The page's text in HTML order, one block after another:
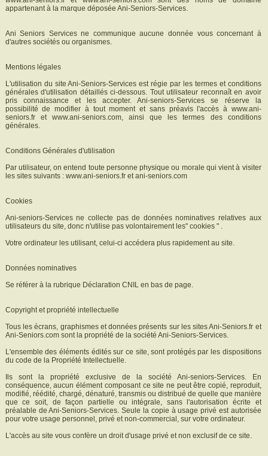
appartenant à la marque déposée Ani-Seniors-Services.
Ani Seniors Services ne communique aucune donnée vous concernant à
d'autres sociétés ou organismes.
Mentions légales
L'utilisation du site Ani-Seniors-Services est régie par les termes et conditions
générales d'utilisation détaillés ci-dessous. Tout utilisateur reconnaît en avoir
pris connaissance et les accepter. Ani-seniors-Services se réserve la
possibilité de modifier à tout moment et sans préavis l'accès à www.ani-
seniors.fr et www.ani-seniors.com, ainsi que les termes des conditions
générales.
Conditions Générales d'utilisation
Par utilisateur, on entend toute personne physique ou morale qui vient à visiter
les sites suivants : www.ani-seniors.fr et ani-seniors.com
Cookies
Ani-seniors-Services ne collecte pas de données nominatives relatives aux
utilisateurs du site, donc n'utilise pas volontairement les" cookies " .
Votre ordinateur les utilisant, celui-ci accédera plus rapidement au site.
Données nominatives
Se référer à la rubrique Déclaration CNIL en bas de page.
Copyright et propriété intellectuelle
Tous les écrans, graphismes et données présents sur les sites Ani-Seniors.fr et
Ani-Seniors.com sont la propriété de la société Ani-Seniors-Services.
L'ensemble des éléments édités sur ce site, sont protégés par les dispositions
du code de la Propriété Intellectuelle.
Ils sont la propriété exclusive de la société Ani-seniors-Services. En
conséquence, aucun élément composant ce site ne peut être copié, reproduit,
modifié, réédité, chargé, dénaturé, transmis ou distribué de quelle que manière
que ce soit, de façon partielle ou intégrale, sans l'autorisation écrite et
préalable de Ani-Seniors-Services. Seule la copie à usage privé est autorisée
pour votre usage personnel, privé et non-commercial, sur votre ordinateur.
L'accès au site vous confère un droit d'usage privé et non exclusif de ce site.